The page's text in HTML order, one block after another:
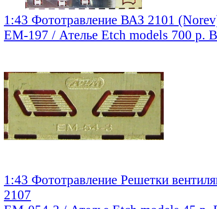
1:43 Фототравление ВАЗ 2101
EM-197 / Ателье Etch models 700 р.
1:43 Фототравление Решетки
2107